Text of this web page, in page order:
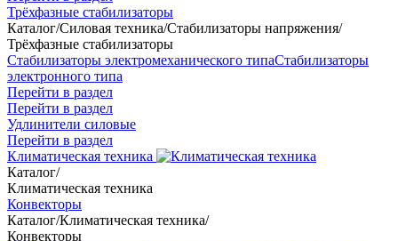
Трёхфазные стабилизаторы
Каталог/Силовая техника/Стабилизаторы напряжения/
Трёхфазные стабилизаторы
Стабилизаторы электромеханического типаСтабилизаторы
электронного типа
Перейти в раздел
Перейти в раздел
Удлинители силовые
Перейти в раздел
Климатическая техника
Каталог/
Климатическая техника
Конвекторы
Каталог/Климатическая техника/
Конвекторы